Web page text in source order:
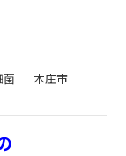
菌
本庄市